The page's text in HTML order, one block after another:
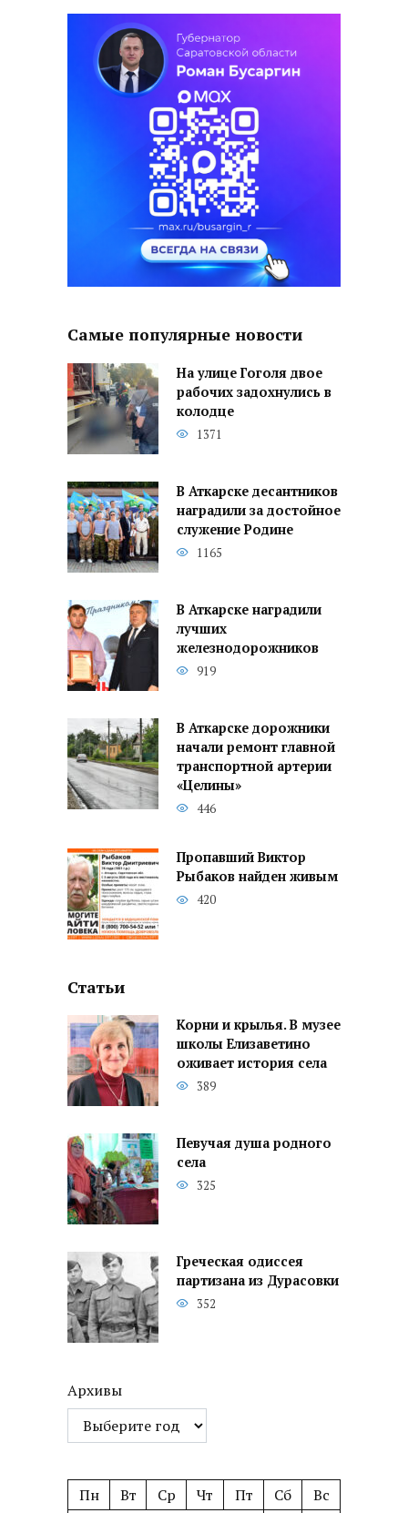
Самые популярные новости
На улице Гоголя двое
рабочих задохнулись в
колодце
1371
В Аткарске десантников
наградили за достойное
служение Родине
1165
В Аткарске наградили
лучших
железнодорожников
919
В Аткарске дорожники
начали ремонт главной
транспортной артерии
«Целины»
446
Пропавший Виктор
Рыбаков найден живым
420
Статьи
Корни и крылья. В музее
школы Елизаветино
оживает история села
389
Певучая душа родного
села
325
Греческая одиссея
партизана из Дурасовки
352
Архивы
Пн Вт Ср Чт Пт Сб
Вс